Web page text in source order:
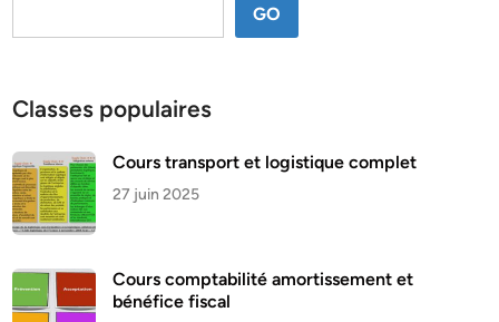
GO
Classes populaires
Cours transport et logistique complet
27 juin 2025
Cours comptabilité amortissement et
bénéfice fiscal